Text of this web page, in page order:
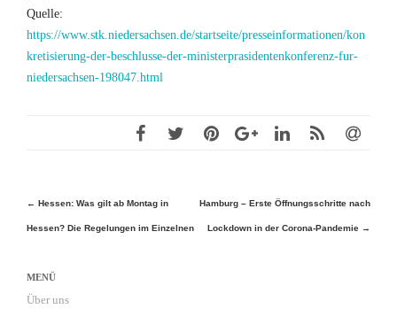
Quelle:
https://www.stk.niedersachsen.de/startseite/presseinformationen/kon
kretisierung-der-beschlusse-der-ministerprasidentenkonferenz-fur-
niedersachsen-198047.html
Beitragsnavigation
← Hessen: Was gilt ab Montag in
Hessen? Die Regelungen im Einzelnen
Hamburg – Erste Öffnungsschritte nach
Lockdown in der Corona-Pandemie →
MENÜ
Über uns